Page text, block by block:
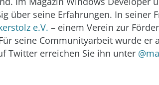
über seine Erfahrungen. In seiner
e.V. – einem Verein zur
seine Communityarbeit wurde er
Twitter erreichen Sie ihn unter